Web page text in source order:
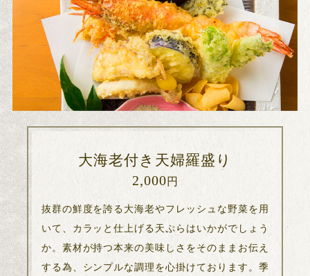
大海老付き天婦羅盛り
2,000円
抜群の鮮度を誇る大海老やフレッシュな野菜を用
いて、カラッと仕上げる天ぷらはいかがでしょう
か。素材が持つ本来の美味しさをそのままお伝え
する為、シンプルな調理を心掛けております。季